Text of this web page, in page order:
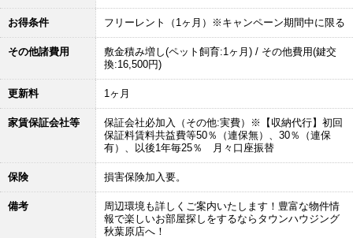
お得条件 フリーレント（1ヶ月）※キャンペーン期間中に限る
その他諸費用
敷金積み増し(ペット飼育:1ヶ月) / その他費用(鍵交
換:16,500円)
更新料 1ヶ月
家賃保証会社等
保証会社必加入（その他:実費）※【収納代行】初回
保証料賃料共益費等50％（連保無）、30％（連保
有）、以後1年毎25％ 月々口座振替
保険 損害保険加入要。
備考
周辺環境も詳しくご案内いたします！豊富な物件情
報で楽しいお部屋探しをするならタウンハウジング
秋葉原店へ！